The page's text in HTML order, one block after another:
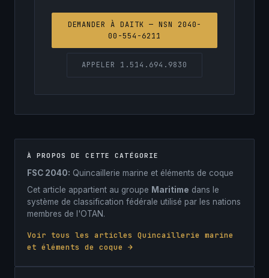
DEMANDER À DAITK — NSN 2040-
00-554-6211
APPELER 1.514.694.9830
À PROPOS DE CETTE CATÉGORIE
FSC 2040: Quincaillerie marine et éléments de coque
Cet article appartient au groupe Maritime dans le
système de classification fédérale utilisé par les nations
membres de l'OTAN.
Voir tous les articles Quincaillerie marine
et éléments de coque →